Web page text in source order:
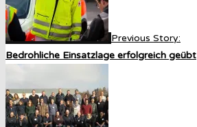
Previous Story:
Bedrohliche Einsatzlage erfolgreich geübt